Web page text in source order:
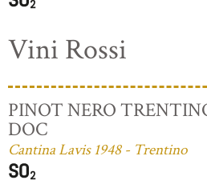
Vini Rossi
PINOT NERO
DOC
Cantina Lavis 1948 - Trentino